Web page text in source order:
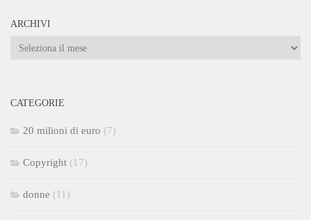
ARCHIVI
Archivi
CATEGORIE
20 milioni di euro (7)
Copyright (17)
donne (11)